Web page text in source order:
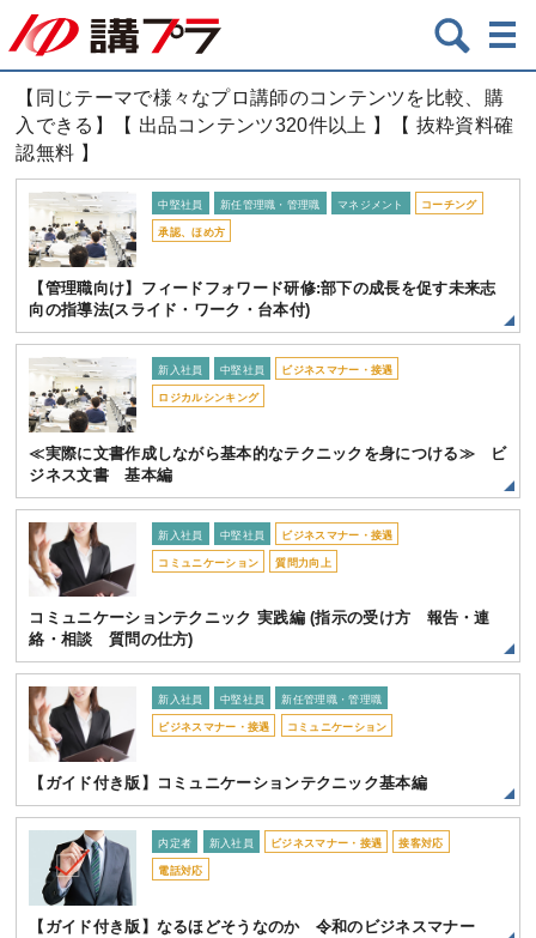
【同じテーマで様々なプロ講師のコンテンツを比較、購
入できる】【 出品コンテンツ320件以上 】【 抜粋資料確
認無料 】
中堅社員 新任管理職・管理職 マネジメント コーチング
承認、ほめ方
【管理職向け】フィードフォワード研修:部下の成長を促す未来志
向の指導法(スライド・ワーク・台本付)
新入社員 中堅社員 ビジネスマナー・接遇
ロジカルシンキング
≪実際に文書作成しながら基本的なテクニックを身につける≫ ビ
ジネス文書 基本編
新入社員 中堅社員 ビジネスマナー・接遇
コミュニケーション 質問力向上
コミュニケーションテクニック 実践編 (指示の受け方 報告・連
絡・相談 質問の仕方)
新入社員 中堅社員 新任管理職・管理職
ビジネスマナー・接遇 コミュニケーション
【ガイド付き版】コミュニケーションテクニック基本編
内定者 新入社員 ビジネスマナー・接遇 接客対応
電話対応
【ガイド付き版】なるほどそうなのか 令和のビジネスマナー